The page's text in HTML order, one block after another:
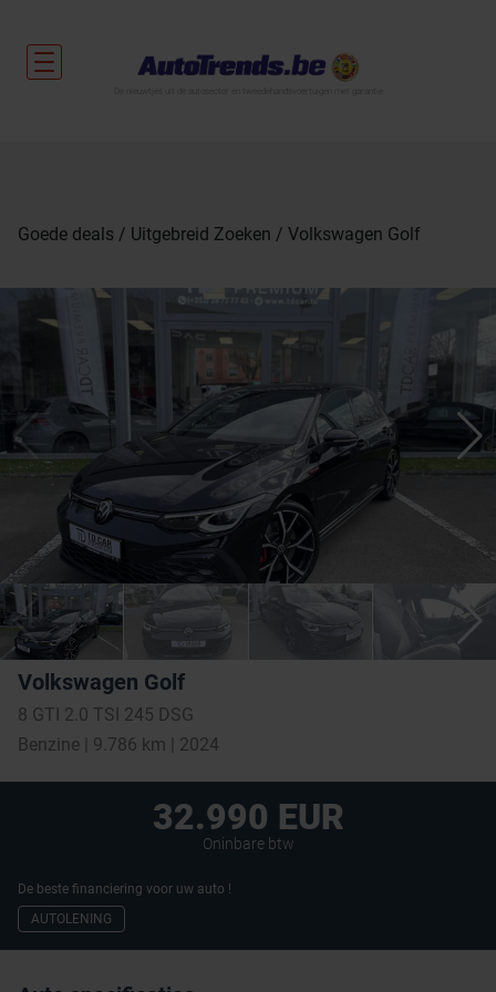
Goede deals Uitgebreid Zoeken Volkswagen Golf
Volkswagen Golf
8 GTI 2.0 TSI 245 DSG
Benzine | 9.786 km | 2024
32.990 EUR
Oninbare btw
De beste financiering voor uw auto !
AUTOLENING